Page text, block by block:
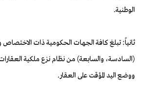
الوطنية.
ثانياً: تبلغ كافة الجهات الحكومية ذات الاختصاص
(السادسة، والسابعة) مـن نظام نزع ملكية
ووضع اليد المؤقت على العقار.